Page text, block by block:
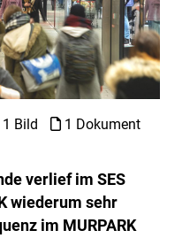
1 Bild 1 Dokument
verlief im SES
wiederum sehr
im MURPARK